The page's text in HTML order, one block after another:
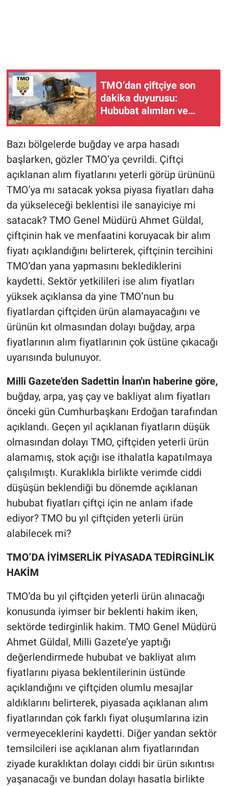
TMO’dan çiftçiye son
dakika duyurusu:
Hububat alımları ve
randevu sistemi başladı!
Bazı bölgelerde buğday ve arpa hasadı
başlarken, gözler TMO’ya çevrildi. Çiftçi
açıklanan alım fiyatlarını yeterli görüp ürününü
TMO’ya mı satacak yoksa piyasa fiyatları daha
da yükseleceği beklentisi ile sanayiciye mi
satacak? TMO Genel Müdürü Ahmet Güldal,
çiftçinin hak ve menfaatini koruyacak bir alım
fiyatı açıklandığını belirterek, çiftçinin tercihini
TMO’dan yana yapmasını beklediklerini
kaydetti. Sektör yetkilileri ise alım fiyatları
yüksek açıklansa da yine TMO’nun bu
fiyatlardan çiftçiden ürün alamayacağını ve
ürünün kıt olmasından dolayı buğday, arpa
fiyatlarının alım fiyatlarının çok üstüne çıkacağı
uyarısında bulunuyor.
Milli Gazete'den Sadettin İnan'ın haberine göre,
buğday, arpa, yaş çay ve bakliyat alım fiyatları
önceki gün Cumhurbaşkanı Erdoğan tarafından
açıklandı. Geçen yıl açıklanan fiyatların düşük
olmasından dolayı TMO, çiftçiden yeterli ürün
alamamış, stok açığı ise ithalatla kapatılmaya
çalışılmıştı. Kuraklıkla birlikte verimde ciddi
düşüşün beklendiği bu dönemde açıklanan
hububat fiyatları çiftçi için ne anlam ifade
ediyor? TMO bu yıl çiftçiden yeterli ürün
alabilecek mi?
TMO’DA İYİMSERLİK PİYASADA TEDİRGİNLİK
HAKİM
TMO’da bu yıl çiftçiden yeterli ürün alınacağı
konusunda iyimser bir beklenti hakim iken,
sektörde tedirginlik hakim. TMO Genel Müdürü
Ahmet Güldal, Milli Gazete’ye yaptığı
değerlendirmede hububat ve bakliyat alım
fiyatlarını piyasa beklentilerinin üstünde
açıklandığını ve çiftçiden olumlu mesajlar
aldıklarını belirterek, piyasada açıklanan alım
fiyatlarından çok farklı fiyat oluşumlarına izin
vermeyeceklerini kaydetti. Diğer yandan sektör
temsilcileri ise açıklanan alım fiyatlarından
ziyade kuraklıktan dolayı ciddi bir ürün sıkıntısı
yaşanacağı ve bundan dolayı hasatla birlikte